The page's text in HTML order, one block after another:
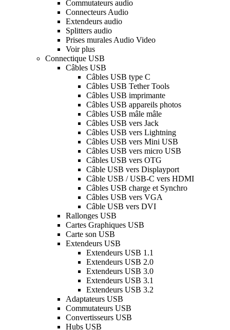
Commutateurs audio
Connecteurs Audio
Extendeurs audio
Splitters audio
Prises murales Audio Video
Voir plus
Connectique USB
Câbles USB
Câbles USB type C
Câbles USB Tether Tools
Câbles USB imprimante
Câbles USB appareils photos
Câbles USB mâle mâle
Câbles USB vers Jack
Câbles USB vers Lightning
Câbles USB vers Mini USB
Câbles USB vers micro USB
Câbles USB vers OTG
Câble USB vers Displayport
Câble USB / USB-C vers HDMI
Câbles USB charge et Synchro
Câbles USB vers VGA
Câble USB vers DVI
Rallonges USB
Cartes Graphiques USB
Carte son USB
Extendeurs USB
Extendeurs USB 1.1
Extendeurs USB 2.0
Extendeurs USB 3.0
Extendeurs USB 3.1
Extendeurs USB 3.2
Adaptateurs USB
Commutateurs USB
Convertisseurs USB
Hubs USB